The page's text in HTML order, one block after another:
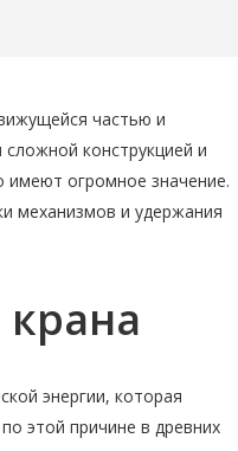
частью и
конструкцией и
имеют огромное значение.
механизмов и удержания
энергии, которая
этой причине в древних